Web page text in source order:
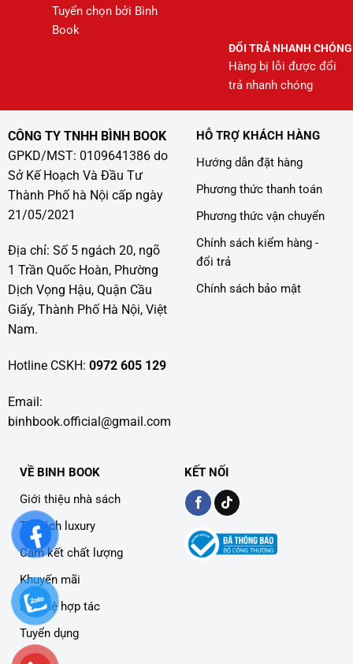
Tuyển chọn bởi Bình
Book
ĐỔI TRẢ NHANH CHÓNG
Hàng bị lỗi được đổi
trả nhanh chóng
CÔNG TY TNHH BÌNH BOOK
GPKD/MST: 0109641386 do
Sở Kế Hoạch Và Đầu Tư
Thành Phố hà Nội cấp ngày
21/05/2021
Địa chỉ: Số 5 ngách 20, ngõ
1 Trần Quốc Hoàn, Phường
Dịch Vọng Hậu, Quận Cầu
Giấy, Thành Phố Hà Nội, Việt
Nam.
Hotline CSKH: 0972 605 129
Email:
binhbook.official@gmail.com
HỖ TRỢ KHÁCH HÀNG
Hướng dẫn đặt hàng
Phương thức thanh toán
Phương thức vận chuyển
Chính sách kiểm hàng -
đổi trả
Chính sách bảo mật
VỀ BINH BOOK
Giới thiệu nhà sách
Tủ sách luxury
Cam kết chất lượng
Khuyến mãi
Liên hệ hợp tác
Tuyển dụng
KẾT NỐI